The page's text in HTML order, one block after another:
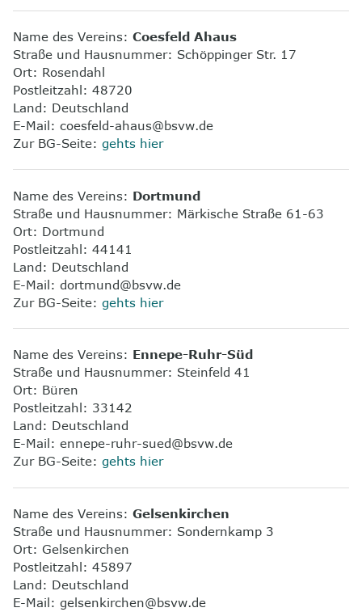
Name des Vereins:Coesfeld Ahaus
Straße und Hausnummer: Schöppinger Str. 17
Ort: Rosendahl
Postleitzahl: 48720
Land: Deutschland
E-Mail: coesfeld-ahaus@bsvw.de
Zur BG-Seite:gehts hier
Name des Vereins: Dortmund
Straße und Hausnummer: Märkische Straße 61-63
Ort: Dortmund
Postleitzahl: 44141
Land: Deutschland
E-Mail: dortmund@bsvw.de
Zur BG-Seite:gehts hier
Name des Vereins: Ennepe-Ruhr-Süd
Straße und Hausnummer: Steinfeld 41
Ort: Büren
Postleitzahl: 33142
Land: Deutschland
E-Mail: ennepe-ruhr-sued@bsvw.de
Zur BG-Seite:gehts hier
Name des Vereins:Gelsenkirchen
Straße und Hausnummer: Sondernkamp 3
Ort: Gelsenkirchen
Postleitzahl: 45897
Land: Deutschland
E-Mail: gelsenkirchen@bsvw.de